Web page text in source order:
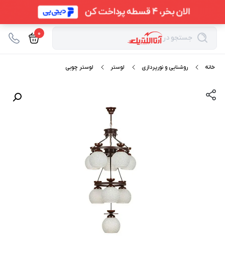
جستجو در 0
خانه روشنایی و نورپردازی لوستر لوستر چوبی